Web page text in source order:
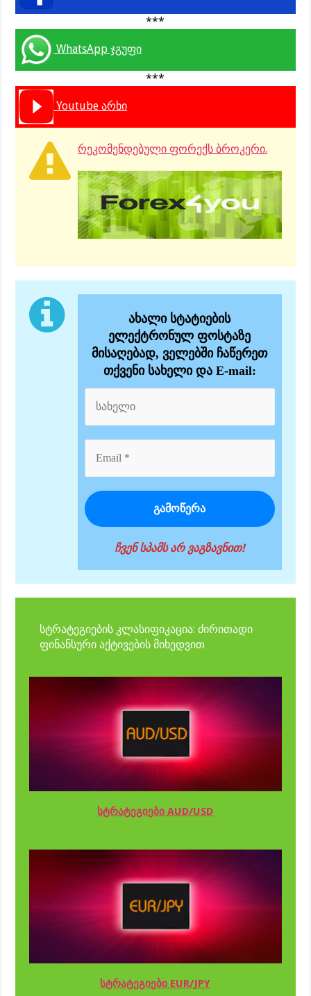
***
WhatsApp ჯგუფი
***
Youtube არხი
რეკომენდებული ფორექს ბროკერი.
ახალი სტატიების
ელექტრონულ ფოსტაზე
მისაღებად, ველებში ჩაწერეთ
თქვენი სახელი და E-mail:
ჩვენ სპამს არ ვაგზავნით!
სტრატეგიების კლასიფიკაცია: ძირითადი
ფინანსური აქტივების მიხედვით
სტრატეგიები AUD/USD
სტრატეგიები EUR/JPY